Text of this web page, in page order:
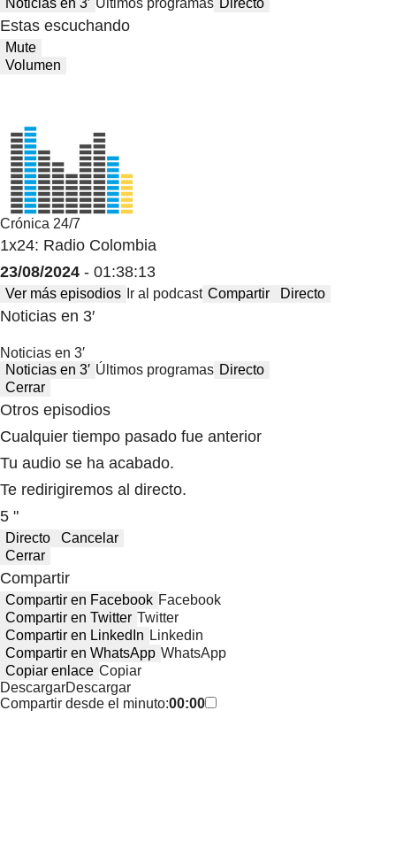
Estas escuchando
Mute
Volumen
Crónica 24/7
1x24: Radio Colombia
23/08/2024 - 01:38:13
Ver más episodios Ir al podcast Compartir Directo
Noticias en 3′
Noticias en 3′
Noticias en 3′ Últimos programas Directo
Cerrar
Otros episodios
Cualquier tiempo pasado fue anterior
Tu audio se ha acabado.
Te redirigiremos al directo.
5 "
Directo
Cancelar
Cerrar
Compartir
Compartir en Facebook Facebook
Compartir en Twitter Twitter
Compartir en LinkedIn Linkedin
Compartir en WhatsApp WhatsApp
Copiar enlace Copiar
DescargarDescargar
Compartir desde el minuto:00:00